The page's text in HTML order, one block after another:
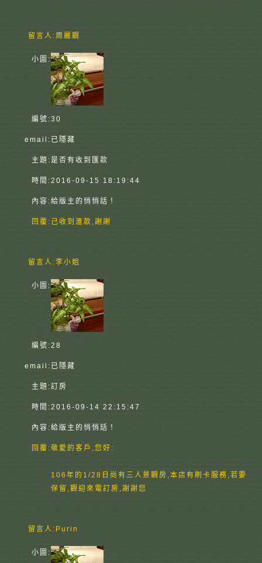
留言人:周麗觀
小圖:
編號:30
email: 已隱藏
主題:是否有收到匯款
時間:2016-09-15 18:19:44
內容:給版主的悄悄話！
回覆: 己收到滙款,謝謝
留言人:李小姐
小圖:
編號:28
email: 已隱藏
主題:訂房
時間:2016-09-14 22:15:47
內容:給版主的悄悄話！
回覆:敬愛的客戶,您好:
106年的1/28日尚有三人景觀房,本店有刷卡服務,若要
保留,觀迎來電訂房,謝謝您
留言人: Purin
小圖: